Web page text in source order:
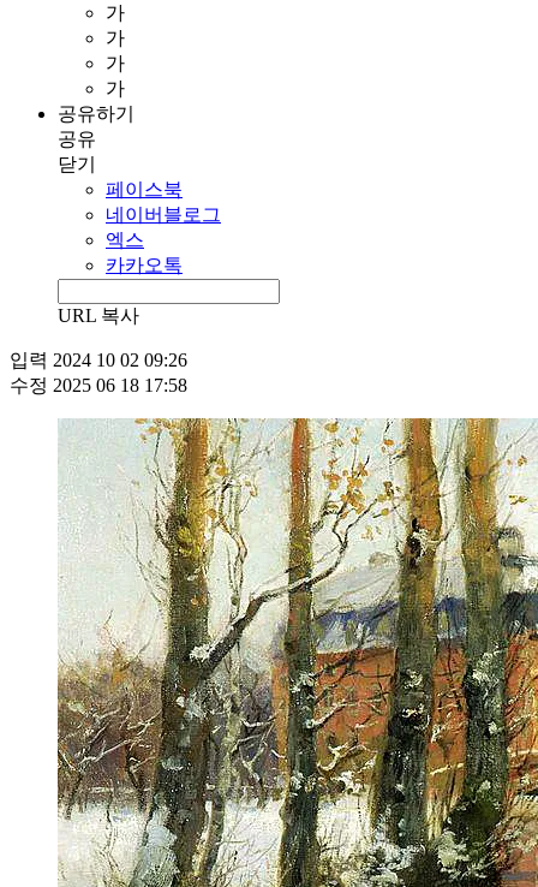
가
가
가
가
공유하기
공유
닫기
페이스북
네이버블로그
엑스
카카오톡
URL 복사
입력 2024 10 02 09:26
수정 2025 06 18 17:58